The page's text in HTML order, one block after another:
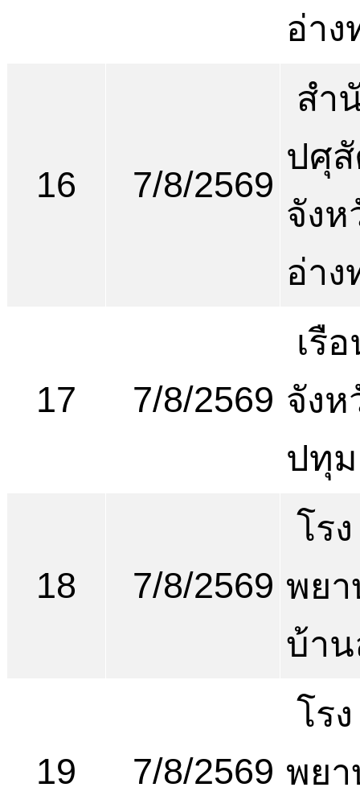
อ่าง
16 7/8/2569
สำ
ปศุ
จังห
อ่าง
17 7/8/2569
เรื
จังห
ปทุ
18 7/8/2569
โรง
พย
บ้า
19 7/8/2569
โรง
พย